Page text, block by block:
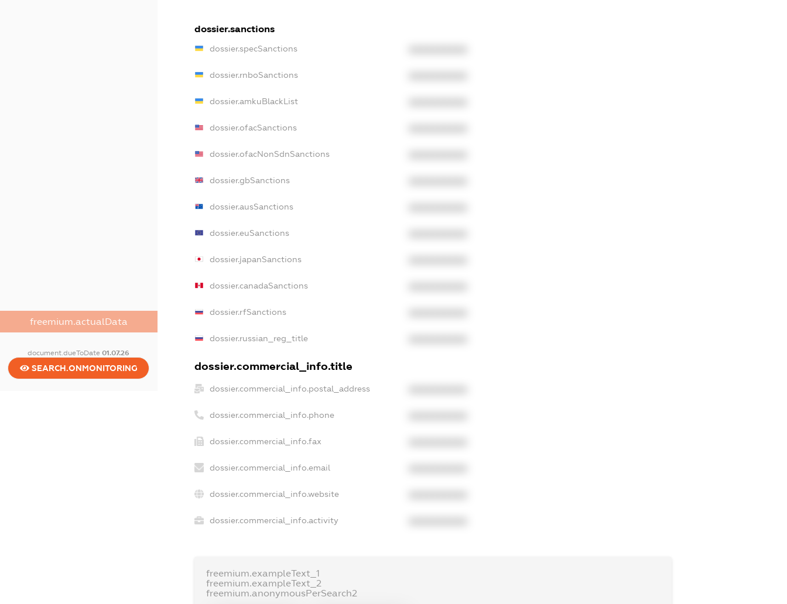
freemium.actualData
document.dueToDate01.07.26
SEARCH.ONMONITORING
dossier.sanctions
dossier.specSanctions
dossier.rnboSanctions
dossier.amkuBlackList
dossier.ofacSanctions
dossier.ofacNonSdnSanctions
dossier.gbSanctions
dossier.ausSanctions
dossier.euSanctions
dossier.japanSanctions
dossier.canadaSanctions
dossier.rfSanctions
dossier.russian_reg_title
dossier.commercial_info.title
dossier.commercial_info.postal_address
dossier.commercial_info.phone
dossier.commercial_info.fax
dossier.commercial_info.email
dossier.commercial_info.website
dossier.commercial_info.activity
freemium.exampleText_1
freemium.exampleText_2
freemium.anonymousPerSearch2